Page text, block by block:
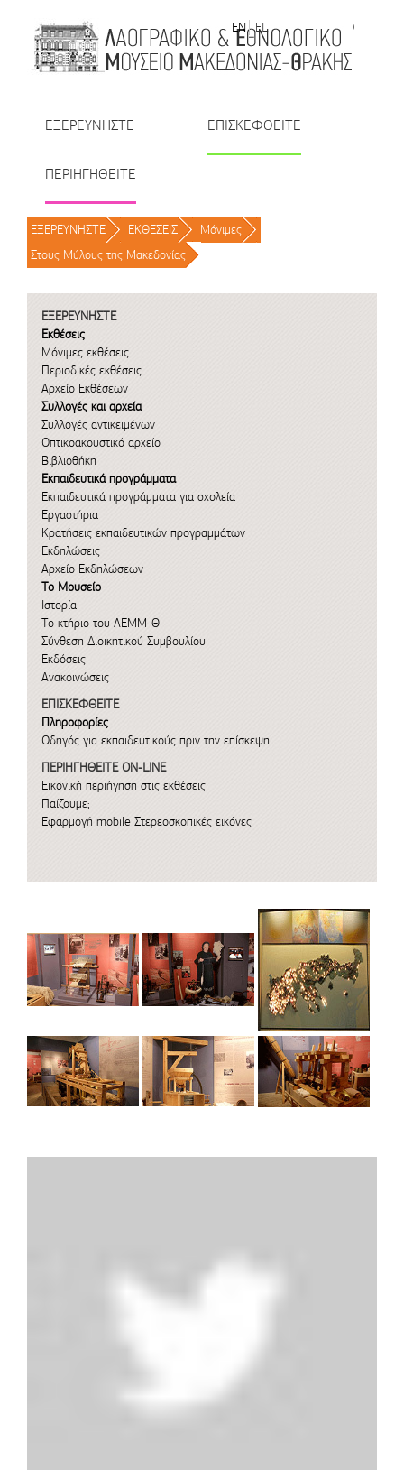
EN
EL | TR | BU | RO
ΕΞΕΡΕΥΝΗΣΤΕ ΕΠΙΣΚΕΦΘΕΙΤΕ
ΠΕΡΙΗΓΗΘΕΙΤΕ
ΕΞΕΡΕΥΝΗΣΤΕ / ΕΚΘΕΣΕΙΣ / Μόνιμες /
Στους Μύλους της Μακεδονίας /
ΕΞΕΡΕΥΝΗΣΤΕ
Εκθέσεις
Μόνιμες εκθέσεις
Περιοδικές εκθέσεις
Αρχείο Εκθέσεων
Συλλογές και αρχεία
Συλλογές αντικειμένων
Οπτικοακουστικό αρχείο
Βιβλιοθήκη
Εκπαιδευτικά προγράμματα
Εκπαιδευτικά προγράμματα για σχολεία
Εργαστήρια
Κρατήσεις εκπαιδευτικών προγραμμάτων
Εκδηλώσεις
Αρχείο Εκδηλώσεων
Το Μουσείο
Ιστορία
Το κτήριο του ΛΕΜΜ-Θ
Σύνθεση Διοικητικού Συμβουλίου
Εκδόσεις
Ανακοινώσεις
ΕΠΙΣΚΕΦΘΕΙΤΕ
Πληροφορίες
Οδηγός για εκπαιδευτικούς πριν την επίσκεψη
ΠΕΡΙΗΓΗΘΕΙΤΕ ON-LINE
Εικονική περιήγηση στις εκθέσεις
Παίζουμε;
Εφαρμογή mobile Στερεοσκοπικές εικόνες